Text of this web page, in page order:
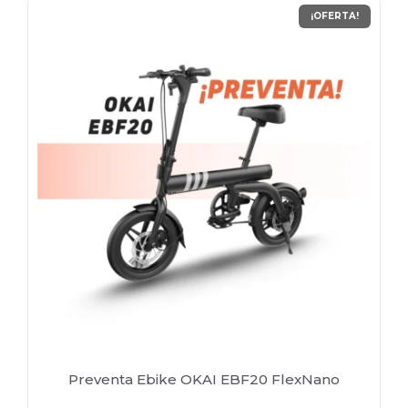
¡OFERTA!
Preventa Ebike OKAI EBF20 FlexNano